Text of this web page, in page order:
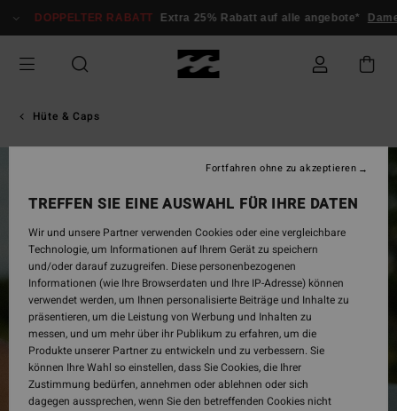
zur
springen
DOPPELTER RABATT Extra 25% Rabatt auf alle angebote* Damen
Hüte & Caps
TREFFEN SIE EINE AUSWAHL FÜR IHRE DATEN
Wir und unsere Partner verwenden Cookies oder eine vergleichbare
Technologie, um Informationen auf Ihrem Gerät zu speichern
und/oder darauf zuzugreifen. Diese personenbezogenen
Informationen (wie Ihre Browserdaten und Ihre IP-Adresse) können
verwendet werden, um Ihnen personalisierte Beiträge und Inhalte zu
präsentieren, um die Leistung von Werbung und Inhalten zu
messen, und um mehr über ihr Publikum zu erfahren, um die
Produkte unserer Partner zu entwickeln und zu verbessern. Sie
können Ihre Wahl so einstellen, dass Sie Cookies, die Ihrer
Zustimmung bedürfen, annehmen oder ablehnen oder sich
dagegen aussprechen, wenn Sie den betreffenden Cookies nicht
Fortfahren ohne zu akzeptieren